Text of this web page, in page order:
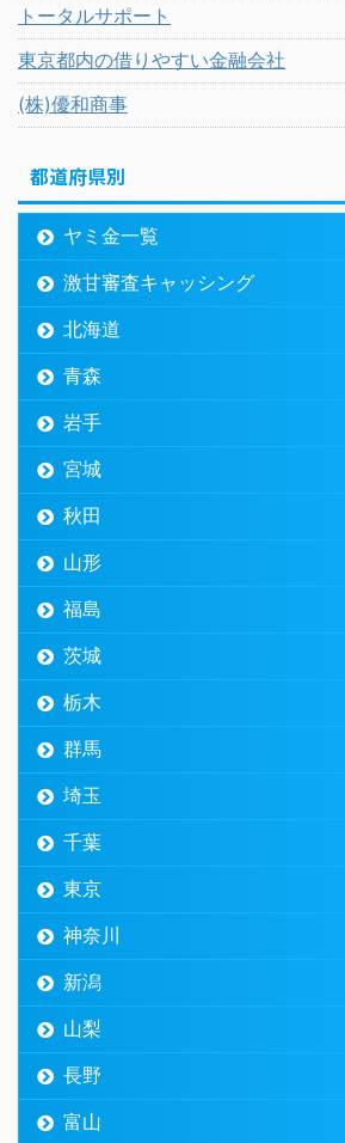
トータルサポート
東京都内の借りやすい金融会社
(株)優和商事
都道府県別
ヤミ金一覧
激甘審査キャッシング
北海道
青森
岩手
宮城
秋田
山形
福島
茨城
栃木
群馬
埼玉
千葉
東京
神奈川
新潟
山梨
長野
富山